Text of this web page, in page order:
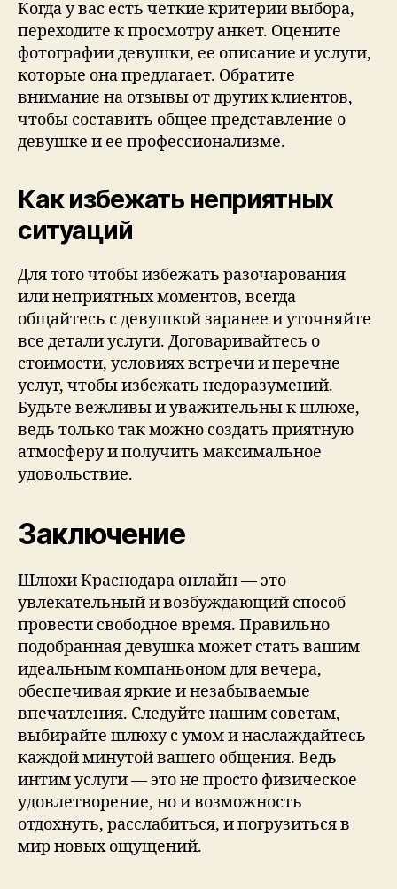
Когда у вас есть четкие критерии выбора,
переходите к просмотру анкет. Оцените
фотографии девушки, ее описание и услуги,
которые она предлагает. Обратите
внимание на отзывы от других клиентов,
чтобы составить общее представление о
девушке и ее профессионализме.
Как избежать неприятных
ситуаций
Для того чтобы избежать разочарования
или неприятных моментов, всегда
общайтесь с девушкой заранее и уточняйте
все детали услуги. Договаривайтесь о
стоимости, условиях встречи и перечне
услуг, чтобы избежать недоразумений.
Будьте вежливы и уважительны к шлюхе,
ведь только так можно создать приятную
атмосферу и получить максимальное
удовольствие.
Заключение
Шлюхи Краснодара онлайн — это
увлекательный и возбуждающий способ
провести свободное время. Правильно
подобранная девушка может стать вашим
идеальным компаньоном для вечера,
обеспечивая яркие и незабываемые
впечатления. Следуйте нашим советам,
выбирайте шлюху с умом и наслаждайтесь
каждой минутой вашего общения. Ведь
интим услуги — это не просто физическое
удовлетворение, но и возможность
отдохнуть, расслабиться, и погрузиться в
мир новых ощущений.